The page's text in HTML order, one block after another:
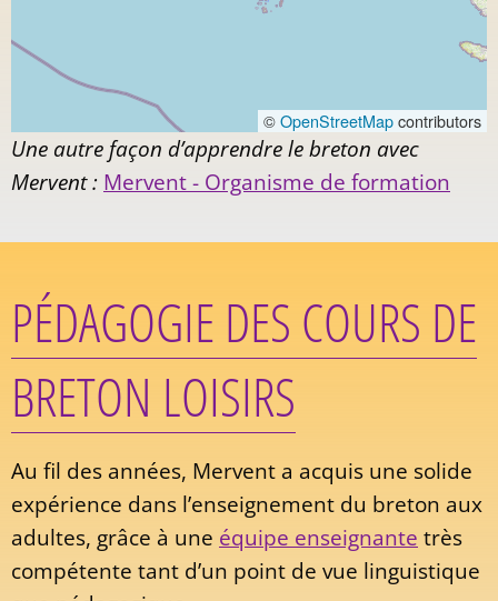
©OpenStreetMapcontributors
Une autre façon d’apprendre le breton avec
Mervent : Mervent - Organisme de formation
PÉDAGOGIE DES COURS DE
BRETON LOISIRS
Au fil des années, Mervent a acquis une solide
expérience dans l’enseignement du breton aux
adultes, grâce à une équipe enseignante très
compétente tant d’un point de vue linguistique